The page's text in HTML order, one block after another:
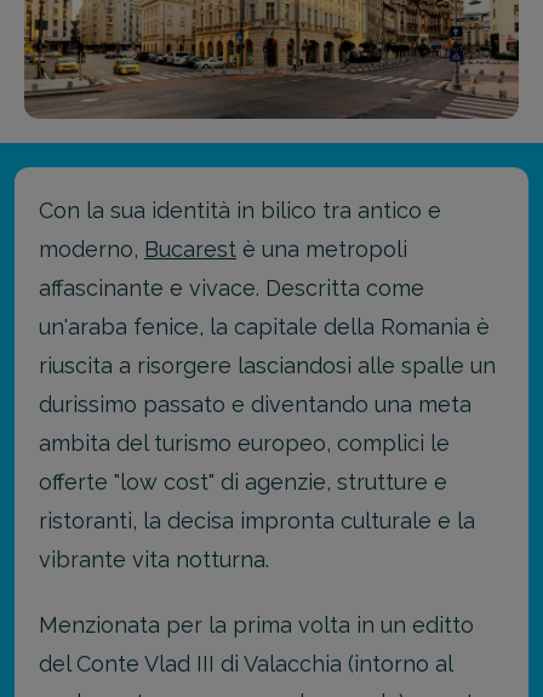
Con la sua identità in bilico tra antico e
moderno, Bucarest è una metropoli
affascinante e vivace. Descritta come
un'araba fenice, la capitale della Romania è
riuscita a risorgere lasciandosi alle spalle un
durissimo passato e diventando una meta
ambita del turismo europeo, complici le
offerte "low cost" di agenzie, strutture e
ristoranti, la decisa impronta culturale e la
vibrante vita notturna.
Menzionata per la prima volta in un editto
del Conte Vlad III di Valacchia (intorno al